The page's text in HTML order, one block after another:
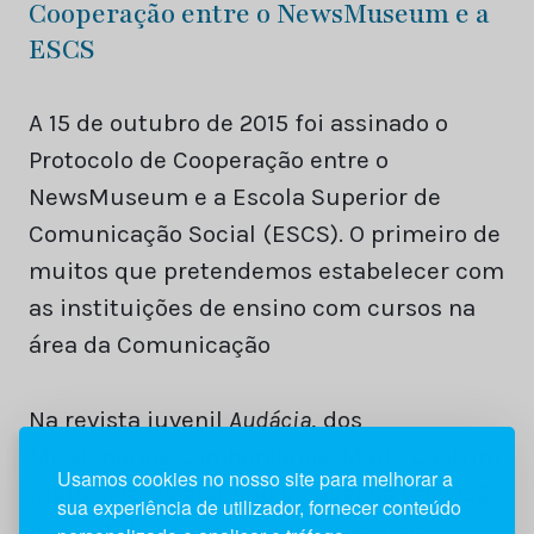
Usamos cookies no nosso site para melhorar a
sua experiência de utilizador, fornecer conteúdo
Cooperação entre o NewsMuseum e a
ESCS
A 15 de outubro de 2015 foi assinado o
Protocolo de Cooperação entre o
NewsMuseum e a Escola Superior de
Comunicação Social (ESCS). O primeiro de
muitos que pretendemos estabelecer com
as instituições de ensino com cursos na
área da Comunicação
Na revista juvenil Audácia, dos
muitas vezes abordou o papel da televisão